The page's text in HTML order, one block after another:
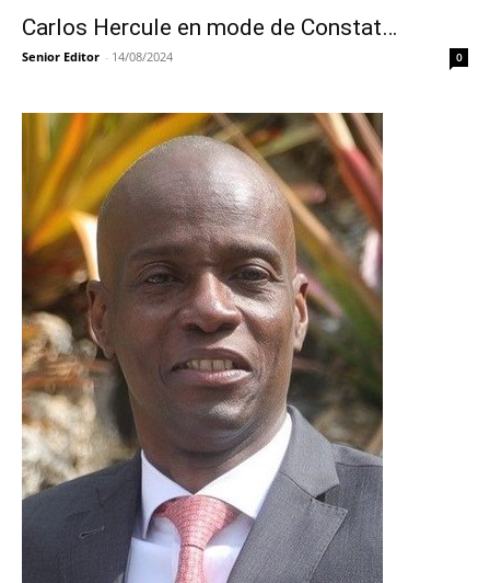
Carlos Hercule en mode de Constat…
Senior Editor - 14/08/2024 0